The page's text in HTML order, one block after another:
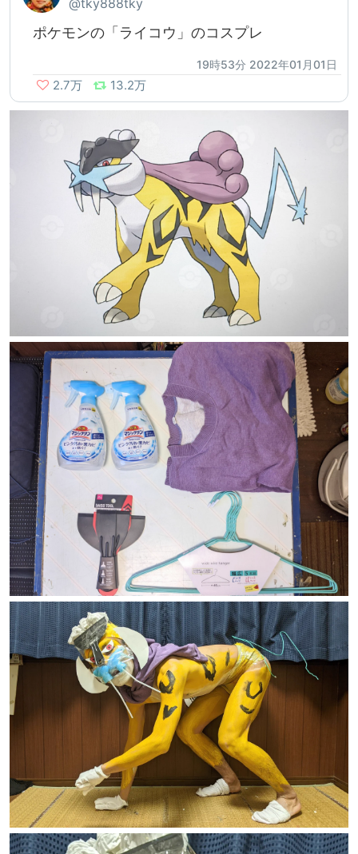
@tky888tky
ポケモンの「ライコウ」のコスプレ
19時53分 2022年01月01日
2.7万 13.2万